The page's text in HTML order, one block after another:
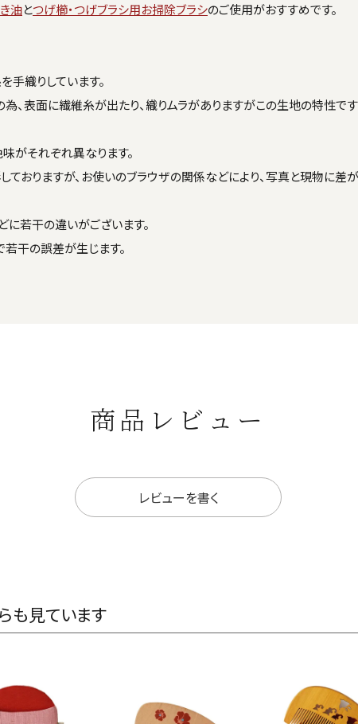
油とつげ櫛・つげブラシ用お掃除ブラシのご使用がおすすめです。
手織りしています。
、表面に繊維糸が出たり、織りムラがありますがこの生地の特性です
がそれぞれ異なります。
おりますが、お使いのブラウザの関係などにより、写真と現物に差
若干の違いがございます。
干の誤差が生じます。
商品レビュー
レビューを書く
も見ています